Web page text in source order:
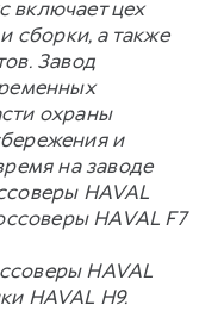
включает цех
сборки, а также
Завод
охраны
и
на заводе
HAVAL
HAVAL F7
HAVAL
HAVAL H9.